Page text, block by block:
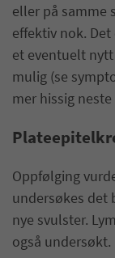
eller på samme
effektiv nok.
et eventuelt
mulig (se
mer hissig
Oppfølging
undersøkes det
nye svulster.
også